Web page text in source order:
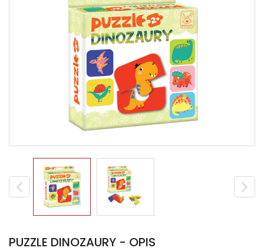
PUZZLE DINOZAURY - OPIS